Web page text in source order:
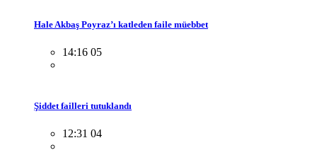
Hale Akbaş Poyraz’ı katleden faile müebbet
14:16 05
Şiddet failleri tutuklandı
12:31 04